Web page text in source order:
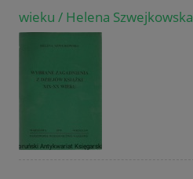
wieku / Helena Szwejkowska